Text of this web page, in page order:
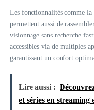
Les fonctionnalités comme la
permettent aussi de
visionnage sans recherche
accessibles via de multiples
garantissant un confort
Lire aussi :
et séries en streaming